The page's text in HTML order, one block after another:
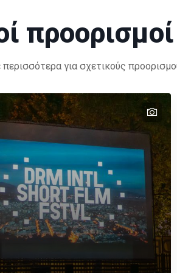
προορισμοί
για σχετικούς
text